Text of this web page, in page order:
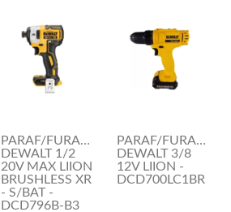
PARAF/FURAD.
DEWALT 1/2
20V MAX LIION
BRUSHLESS XR
- S/BAT -
DCD796B-B3
PARAF/FURAD.
DEWALT 3/8
12V LIION -
DCD700LC1BR